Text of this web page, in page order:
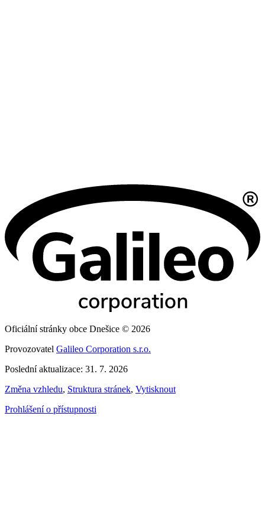
Oficiální stránky obce Dnešice © 2026
Provozovatel Galileo Corporation s.r.o.
Poslední aktualizace: 31. 7. 2026
Změna vzhledu, Struktura stránek, Vytisknout
Prohlášení o přístupnosti